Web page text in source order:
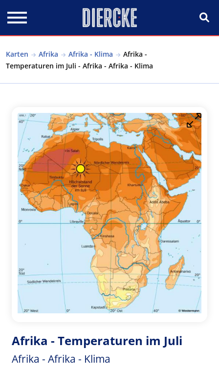
Karten Afrika Afrika - Klima
Afrika -
Temperaturen im Juli - Afrika - Afrika - Klima
Afrika - Temperaturen im Juli
Afrika - Afrika - Klima